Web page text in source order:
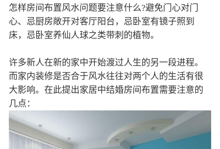
怎样房间布置风水问题要注意什么?避免门心对门
心、忌厨房敞开对客厅阳台，忌卧室有镜子照到
床，忌卧室养仙人球之类带刺的植物。
许多新人在新的家中开始渡过人生的另一段进程。
而家内装修是否合于风水往往对两个人的生活有很
大影响。在此提出家居中结婚房间布置需要注意的
几点：